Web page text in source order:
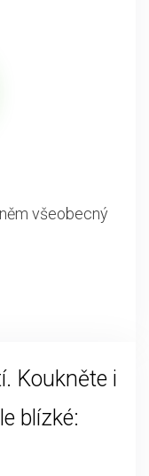
všeobecný
Koukněte i
blízké: